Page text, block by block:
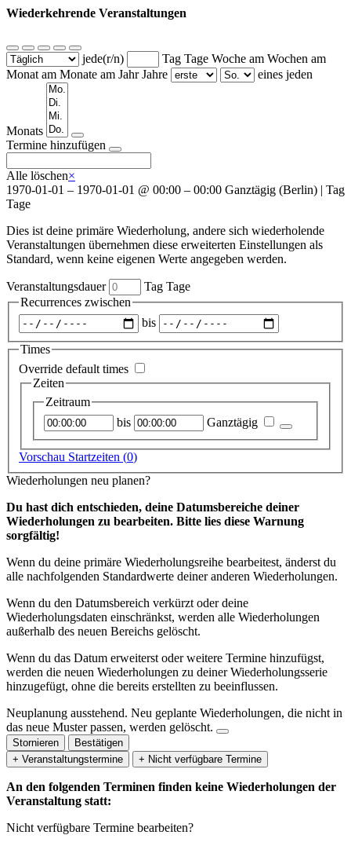
Wiederkehrende Veranstaltungen
jede(r/n) Tag Tage Woche am Wochen am
Monat am Monate am Jahr Jahre eines jeden
Monats
Wochentage
Termine hinzufügen
Alle löschen×
1970-01-01 – 1970-01-01 @ 00:00 – 00:00 Ganztägig (Berlin) | Tag
Tage
Dies ist deine primäre Wiederholung, andere sich wiederholende
Veranstaltungen übernehmen diese erweiterten Einstellungen als
Standard, wenn keine eigenen Werte angegeben werden.
Veranstaltungsdauer Tag Tage
Recurrences zwischen
Zeitraum
auswählen
bis
Times
Override default times
Zeiten
Zeitraum
Startzeitpunkt bis Endzeitpunkt Ganztägig
Vorschau Startzeiten (0)
Wiederholungen neu planen?
Du hast dich entschieden, deine Datumsbereiche deiner
Wiederholungen zu bearbeiten. Bitte lies diese Warnung
sorgfältig!
Wenn du deine primäre Wiederholungsreihe bearbeitest, änderst du
alle nachfolgenden Standardwerte deiner anderen Wiederholungen.
Wenn du den Datumsbereich verkürzt oder deine
Wiederholungsdaten einschränkst, werden alle Wiederholungen
außerhalb des neuen Bereichs gelöscht.
Wenn du das Datum erweiterst oder weitere Termine hinzufügst,
werden die neuen Wiederholungen zu deiner Wiederholungsserie
hinzugefügt, ohne die bereits erstellten zu beeinflussen.
Neuplanung ausstehend. Neu geplante Wiederholungen, die nicht in
das neue Muster passen, werden gelöscht.
Stornieren
Bestätigen
+ Veranstaltungstermine
+ Nicht verfügbare Termine
An den folgenden Terminen finden keine Wiederholungen der
Veranstaltung statt:
Nicht verfügbare Termine bearbeiten?